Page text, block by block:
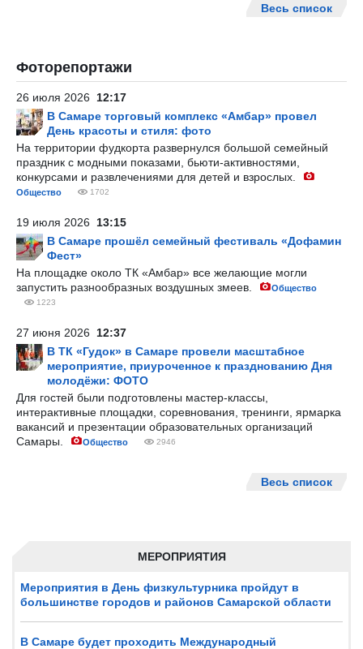
МЕРОПРИЯТИЯ
Мероприятия в День физкультурника пройдут в
большинстве городов и районов Самарской области
В Самаре будет проходить Международный
Весь список
Фоторепортажи
26 июля 2026 12:17
В Самаре торговый комплекс «Амбар» провел
День красоты и стиля: фото
На территории фудкорта развернулся большой семейный
праздник с модными показами, бьюти-активностями,
конкурсами и развлечениями для детей и взрослых.
Общество 1702
19 июля 2026 13:15
В Самаре прошёл семейный фестиваль «Дофамин
Фест»
На площадке около ТК «Амбар» все желающие могли
запустить разнообразных воздушных змеев.
Общество
1223
27 июня 2026 12:37
В ТК «Гудок» в Самаре провели масштабное
мероприятие, приуроченное к празднованию Дня
молодёжи: ФОТО
Для гостей были подготовлены мастер-классы,
интерактивные площадки, соревнования, тренинги, ярмарка
вакансий и презентации образовательных организаций
Самары.
Общество 2946
Весь список